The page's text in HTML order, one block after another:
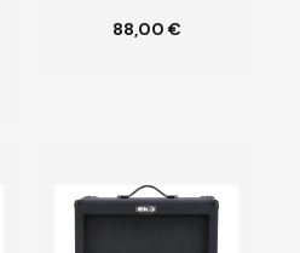
88,00 €
Ajouter au
panier